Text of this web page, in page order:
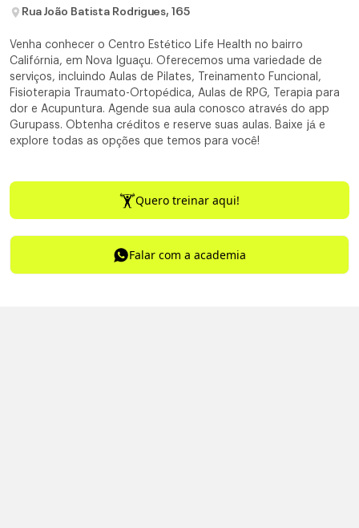
Rua João Batista Rodrigues, 165
Venha conhecer o Centro Estético Life Health no bairro
Califórnia, em Nova Iguaçu. Oferecemos uma variedade de
serviços, incluindo Aulas de Pilates, Treinamento Funcional,
Fisioterapia Traumato-Ortopédica, Aulas de RPG, Terapia para
dor e Acupuntura. Agende sua aula conosco através do app
Gurupass. Obtenha créditos e reserve suas aulas. Baixe já e
explore todas as opções que temos para você!
Quero treinar aqui!
Falar com a academia